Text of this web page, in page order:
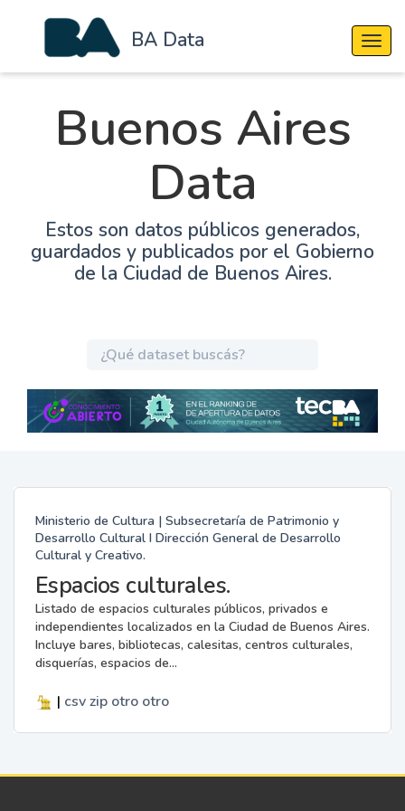
BA Data
Buenos Aires
Data
Estos son datos públicos generados,
guardados y publicados por el Gobierno
de la Ciudad de Buenos Aires.
Ministerio de Cultura | Subsecretaría de Patrimonio y
Desarrollo Cultural I Dirección General de Desarrollo
Cultural y Creativo.
Espacios culturales.
Listado de espacios culturales públicos, privados e
independientes localizados en la Ciudad de Buenos Aires.
Incluye bares, bibliotecas, calesitas, centros culturales,
disquerías, espacios de...
| csv zip otro otro